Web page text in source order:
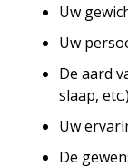
Uw
Uw
De aard
slaap, etc.)
Uw
De